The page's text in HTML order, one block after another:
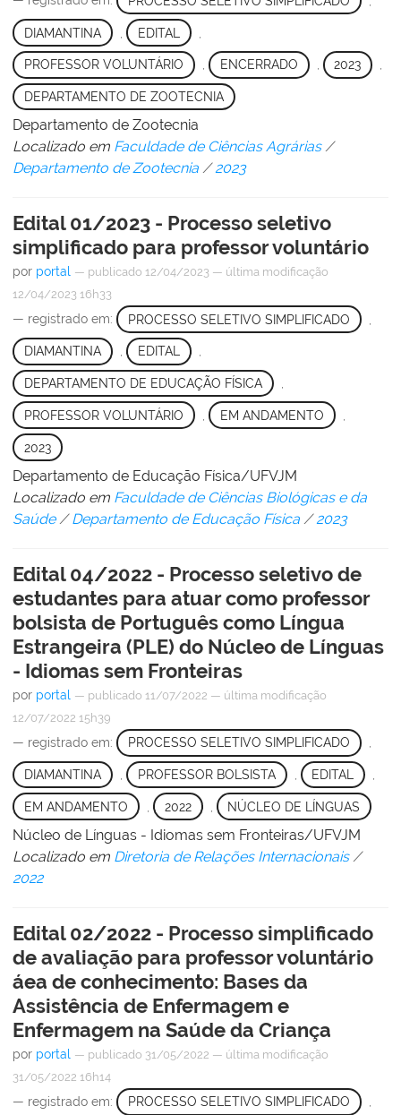
DIAMANTINA EDITAL
PROFESSOR VOLUNTÁRIO , ENCERRADO , 2023 ,
DEPARTAMENTO DE ZOOTECNIA
Departamento de Zootecnia
Localizado em Faculdade de Ciências Agrárias /
Departamento de Zootecnia /2023
Edital 01/2023 - Processo seletivo
simplificado para professor voluntário
por portal — publicado 12/04/2023 — última modificação
12/04/2023 16h33
— registrado em: PROCESSO SELETIVO SIMPLIFICADO
DIAMANTINA , EDITAL ,
DEPARTAMENTO DE EDUCAÇÃO FÍSICA
PROFESSOR VOLUNTÁRIO EM ANDAMENTO
2023
Departamento de Educação Física/UFVJM
Localizado em Faculdade de Ciências Biológicas e da
Saúde /Departamento de Educação Física /2023
Edital 04/2022 - Processo seletivo de
estudantes para atuar como professor
bolsista de Português como Língua
Estrangeira (PLE) do Núcleo de Línguas
- Idiomas sem Fronteiras
por portal — publicado 11/07/2022 — última modificação
12/07/2022 15h39
— registrado em: PROCESSO SELETIVO SIMPLIFICADO ,
DIAMANTINA PROFESSOR BOLSISTA EDITAL
EM ANDAMENTO 2022 NÚCLEO DE LÍNGUAS
Núcleo de Línguas - Idiomas sem Fronteiras/UFVJM
Localizado em Diretoria de Relações Internacionais /
2022
Edital 02/2022 - Processo simplificado
de avaliação para professor voluntário
áea de conhecimento: Bases da
Assistência de Enfermagem e
Enfermagem na Saúde da Criança
por portal — publicado 31/05/2022 — última modificação
31/05/2022 16h14
— registrado em: PROCESSO SELETIVO SIMPLIFICADO ,